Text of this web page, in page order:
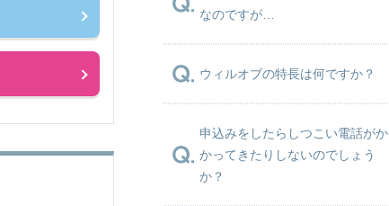
なのですが…
ウィルオブの特長は何ですか？
申込みをしたらしつこい電話がか
かってきたりしないのでしょう
か？